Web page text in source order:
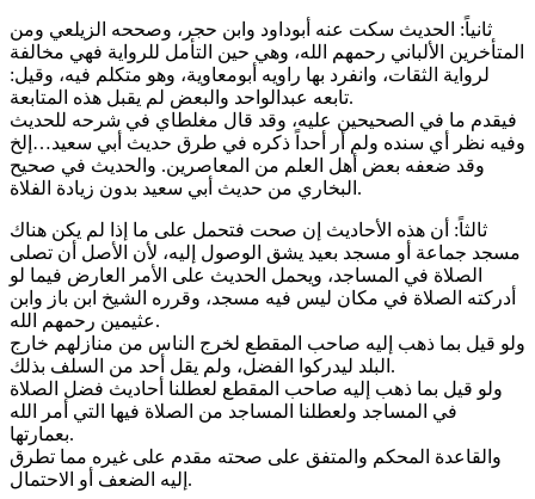
ثانياً: الحديث سكت عنه أبوداود وابن حجر، وصححه الزيلعي ومن
المتأخرين الألباني رحمهم الله، وهي حين التأمل للرواية فهي مخالفة
لرواية الثقات، وانفرد بها راويه أبومعاوية، وهو متكلم فيه، وقيل:
تابعه عبدالواحد والبعض لم يقبل هذه المتابعة.
فيقدم ما في الصحيحين عليه، وقد قال مغلطاي في شرحه للحديث
وفيه نظر أي سنده ولم أر أحداً ذكره في طرق حديث أبي سعيد…إلخ
وقد ضعفه بعض أهل العلم من المعاصرين. والحديث في صحيح
البخاري من حديث أبي سعيد بدون زيادة الفلاة.
ثالثاً: أن هذه الأحاديث إن صحت فتحمل على ما إذا لم يكن هناك
مسجد جماعة أو مسجد بعيد يشق الوصول إليه، لأن الأصل أن تصلى
الصلاة في المساجد، ويحمل الحديث على الأمر العارض فيما لو
أدركته الصلاة في مكان ليس فيه مسجد، وقرره الشيخ ابن باز وابن
عثيمين رحمهم الله.
ولو قيل بما ذهب إليه صاحب المقطع لخرج الناس من منازلهم خارج
البلد ليدركوا الفضل، ولم يقل أحد من السلف بذلك.
ولو قيل بما ذهب إليه صاحب المقطع لعطلنا أحاديث فضل الصلاة
في المساجد ولعطلنا المساجد من الصلاة فيها التي أمر الله
بعمارتها.
والقاعدة المحكم والمتفق على صحته مقدم على غيره مما تطرق
إليه الضعف أو الاحتمال.